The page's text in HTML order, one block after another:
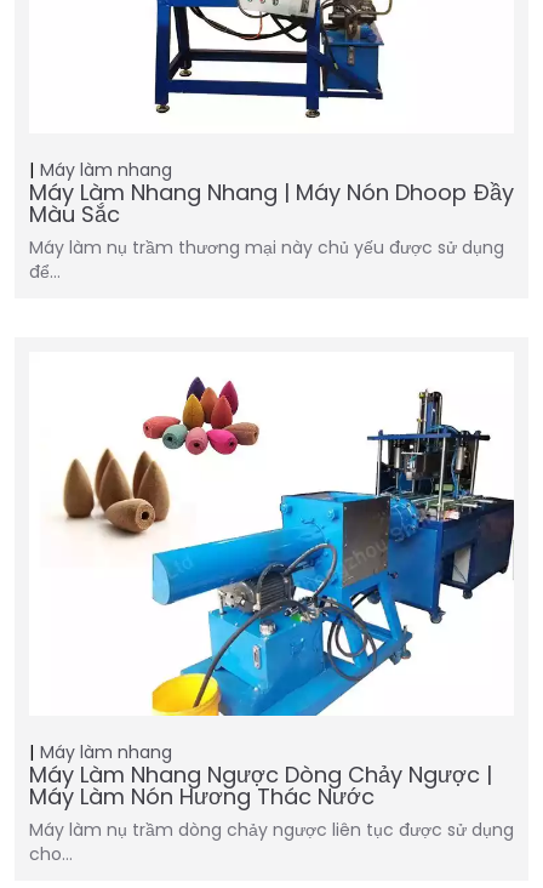
Máy làm nhang
Máy Làm Nhang Nhang | Máy Nón Dhoop Đầy
Màu Sắc
Máy làm nụ trầm thương mại này chủ yếu được sử dụng
để…
Máy làm nhang
Máy Làm Nhang Ngược Dòng Chảy Ngược |
Máy Làm Nón Hương Thác Nước
Máy làm nụ trầm dòng chảy ngược liên tục được sử dụng
cho…